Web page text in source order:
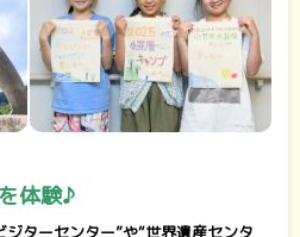
体験♪
ターセンター”や“世界遺産センタ